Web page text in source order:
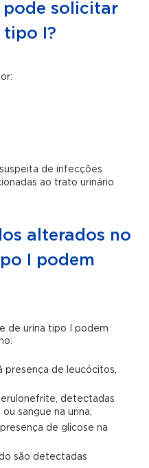
pode solicitar
tipo I?
de infecções
ao trato urinário
alterados no
I podem
de urina tipo I podem
presença de leucócitos,
detectadas
sangue na urina;
de glicose na
são detectadas